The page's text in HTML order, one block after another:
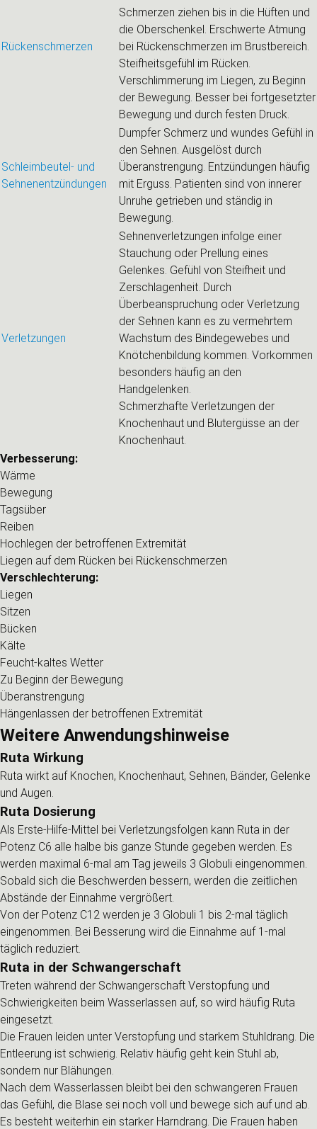
Rückenschmerzen
Schmerzen ziehen bis in die Hüften und
die Oberschenkel. Erschwerte Atmung
bei Rückenschmerzen im Brustbereich.
Steifheitsgefühl im Rücken.
Verschlimmerung im Liegen, zu Beginn
der Bewegung. Besser bei fortgesetzter
Bewegung und durch festen Druck.
Schleimbeutel- und
Sehnenentzündungen
Dumpfer Schmerz und wundes Gefühl in
den Sehnen. Ausgelöst durch
Überanstrengung. Entzündungen häufig
mit Erguss. Patienten sind von innerer
Unruhe getrieben und ständig in
Bewegung.
Verletzungen
Sehnenverletzungen infolge einer
Stauchung oder Prellung eines
Gelenkes. Gefühl von Steifheit und
Zerschlagenheit. Durch
Überbeanspruchung oder Verletzung
der Sehnen kann es zu vermehrtem
Wachstum des Bindegewebes und
Knötchenbildung kommen. Vorkommen
besonders häufig an den
Handgelenken.
Schmerzhafte Verletzungen der
Knochenhaut und Blutergüsse an der
Knochenhaut.
Verbesserung:
Wärme
Bewegung
Tagsüber
Reiben
Hochlegen der betroffenen Extremität
Liegen auf dem Rücken bei Rückenschmerzen
Verschlechterung:
Liegen
Sitzen
Bücken
Kälte
Feucht-kaltes Wetter
Zu Beginn der Bewegung
Überanstrengung
Hängenlassen der betroffenen Extremität
Weitere Anwendungshinweise
Ruta Wirkung
Ruta wirkt auf Knochen, Knochenhaut, Sehnen, Bänder, Gelenke
und Augen.
Ruta Dosierung
Als Erste-Hilfe-Mittel bei Verletzungsfolgen kann Ruta in der
Potenz C6 alle halbe bis ganze Stunde gegeben werden. Es
werden maximal 6-mal am Tag jeweils 3 Globuli eingenommen.
Sobald sich die Beschwerden bessern, werden die zeitlichen
Abstände der Einnahme vergrößert.
Von der Potenz C12 werden je 3 Globuli 1 bis 2-mal täglich
eingenommen. Bei Besserung wird die Einnahme auf 1-mal
täglich reduziert.
Ruta in der Schwangerschaft
Treten während der Schwangerschaft Verstopfung und
Schwierigkeiten beim Wasserlassen auf, so wird häufig Ruta
eingesetzt.
Die Frauen leiden unter Verstopfung und starkem Stuhldrang. Die
Entleerung ist schwierig. Relativ häufig geht kein Stuhl ab,
sondern nur Blähungen.
Nach dem Wasserlassen bleibt bei den schwangeren Frauen
das Gefühl, die Blase sei noch voll und bewege sich auf und ab.
Es besteht weiterhin ein starker Harndrang. Die Frauen haben